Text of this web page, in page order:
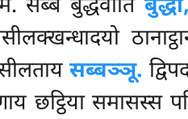
सब्बं बुद्धवाति बुद्धो,
सब्बञ्ञू.
छट्ठिया समासस्स